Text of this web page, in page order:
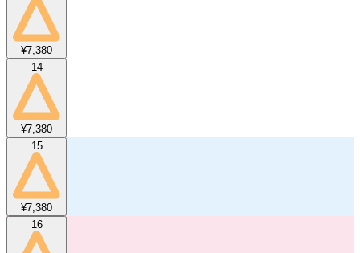
¥7,380
14
¥7,380
15
¥7,380
16